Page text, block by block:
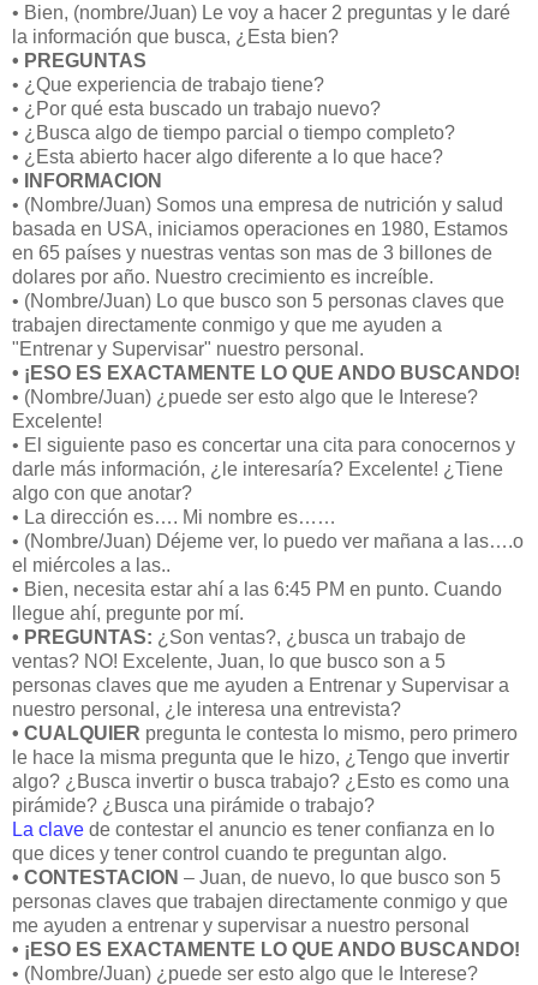
• Bien, (nombre/Juan) Le voy a hacer 2 preguntas y le daré
la información que busca, ¿Esta bien?
• PREGUNTAS
• ¿Que experiencia de trabajo tiene?
• ¿Por qué esta buscado un trabajo nuevo?
• ¿Busca algo de tiempo parcial o tiempo completo?
• ¿Esta abierto hacer algo diferente a lo que hace?
• INFORMACION
• (Nombre/Juan) Somos una empresa de nutrición y salud
basada en USA, iniciamos operaciones en 1980, Estamos
en 65 países y nuestras ventas son mas de 3 billones de
dolares por año. Nuestro crecimiento es increíble.
• (Nombre/Juan) Lo que busco son 5 personas claves que
trabajen directamente conmigo y que me ayuden a
"Entrenar y Supervisar" nuestro personal.
• ¡ESO ES EXACTAMENTE LO QUE ANDO BUSCANDO!
• (Nombre/Juan) ¿puede ser esto algo que le Interese?
Excelente!
• El siguiente paso es concertar una cita para conocernos y
darle más información, ¿le interesaría? Excelente! ¿Tiene
algo con que anotar?
• La dirección es…. Mi nombre es……
• (Nombre/Juan) Déjeme ver, lo puedo ver mañana a las….o
el miércoles a las..
• Bien, necesita estar ahí a las 6:45 PM en punto. Cuando
llegue ahí, pregunte por mí.
• PREGUNTAS: ¿Son ventas?, ¿busca un trabajo de
ventas? NO! Excelente, Juan, lo que busco son a 5
personas claves que me ayuden a Entrenar y Supervisar a
nuestro personal, ¿le interesa una entrevista?
• CUALQUIER pregunta le contesta lo mismo, pero primero
le hace la misma pregunta que le hizo, ¿Tengo que invertir
algo? ¿Busca invertir o busca trabajo? ¿Esto es como una
pirámide? ¿Busca una pirámide o trabajo?
La clave de contestar el anuncio es tener confianza en lo
que dices y tener control cuando te preguntan algo.
• CONTESTACION – Juan, de nuevo, lo que busco son 5
personas claves que trabajen directamente conmigo y que
me ayuden a entrenar y supervisar a nuestro personal
• ¡ESO ES EXACTAMENTE LO QUE ANDO BUSCANDO!
• (Nombre/Juan) ¿puede ser esto algo que le Interese?